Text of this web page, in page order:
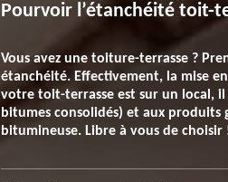
Pourvoir l’étanchéité toit-
Vous avez une toiture-terrasse ?
étanchéité. Effectivement, la mise
votre toit-terrasse est sur un local,
bitumes consolidés) et aux produits
bitumineuse. Libre à vous de choisir